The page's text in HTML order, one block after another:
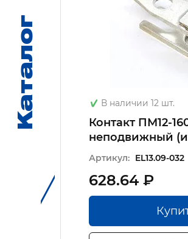
Каталог
Каталог В наличии 12 шт.
Контакт ПМ12-
неподвижный
Артикул: EL13.09-032
628.64 ₽